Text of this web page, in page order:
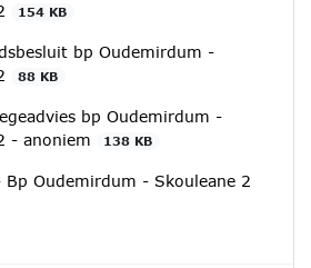
154 KB
bp Oudemirdum -
88 KB
bp Oudemirdum -
- anoniem
138 KB
Bp Oudemirdum - Skouleane 2